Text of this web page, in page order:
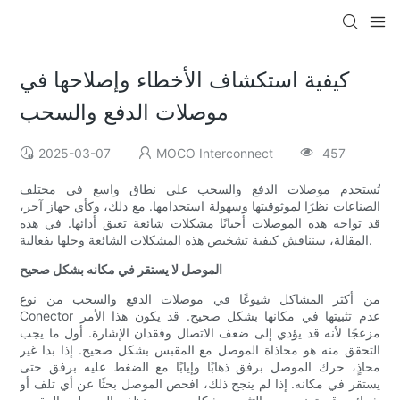
كيفية استكشاف الأخطاء وإصلاحها في
موصلات الدفع والسحب
2025-03-07 MOCO Interconnect 457
تُستخدم موصلات الدفع والسحب على نطاق واسع في مختلف
الصناعات نظرًا لموثوقيتها وسهولة استخدامها. مع ذلك، وكأي جهاز آخر،
قد تواجه هذه الموصلات أحيانًا مشكلات شائعة تعيق أدائها. في هذه
المقالة، سنناقش كيفية تشخيص هذه المشكلات الشائعة وحلها بفعالية.
الموصل لا يستقر في مكانه بشكل صحيح
من أكثر المشاكل شيوعًا في موصلات الدفع والسحب من نوع
Conector عدم تثبيتها في مكانها بشكل صحيح. قد يكون هذا الأمر
مزعجًا لأنه قد يؤدي إلى ضعف الاتصال وفقدان الإشارة. أول ما يجب
التحقق منه هو محاذاة الموصل مع المقبس بشكل صحيح. إذا بدا غير
محاذٍ، حرك الموصل برفق ذهابًا وإيابًا مع الضغط عليه برفق حتى
يستقر في مكانه. إذا لم ينجح ذلك، افحص الموصل بحثًا عن أي تلف أو